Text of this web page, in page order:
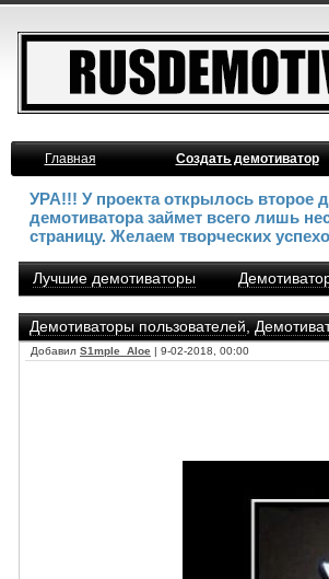
Главная
Создать демотиватор
УРА!!! У проекта открылось второе
демотиватора займет всего лишь
страницу. Желаем творческих
Лучшие демотиваторы
Демотиваторы пользователей,
Добавил S1mple_Aloe | 9-02-2018, 00:00